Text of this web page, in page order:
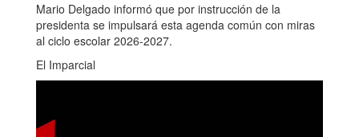
Mario Delgado informó que por instrucción de la
presidenta se impulsará esta agenda común con miras
al ciclo escolar 2026-2027.
El Imparcial